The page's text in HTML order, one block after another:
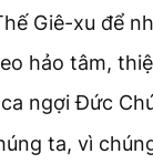
Giê-xu để
hảo tâm,
ngợi Đức
ta, vì